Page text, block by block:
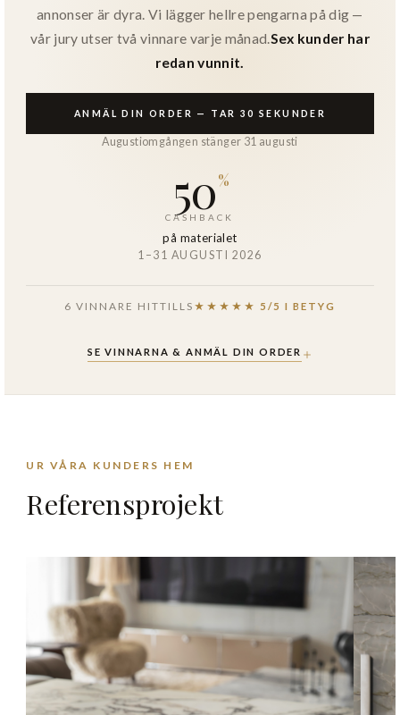
annonser är dyra. Vi lägger hellre pengarna på dig —
vår jury utser två vinnare varje månad.Sex kunder har
redan vunnit.
ANMÄL DIN ORDER — TAR 30 SEKUNDER
Augustiomgången stänger 31 augusti
50%
CASHBACK
på materialet
1–31 AUGUSTI 2026
6 VINNARE HITTILLS ★★★★★ 5/5 I BETYG
SE VINNARNA & ANMÄL DIN ORDER
Referensprojekt